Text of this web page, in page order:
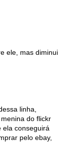
ele, mas diminui
linha,
do flickr
ela conseguirá
pelo ebay,